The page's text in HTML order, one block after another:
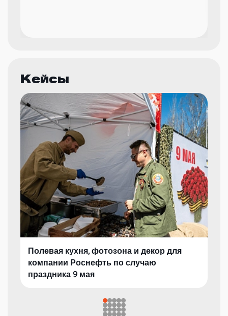
Кейсы
Полевая кухня, фотозона и декор для
компании Роснефть по случаю
праздника 9 мая